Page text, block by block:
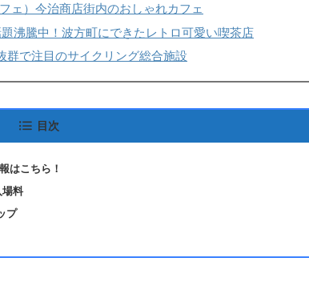
ェ）今治商店街内のおしゃれカフェ
沸騰中！波方町にできたレトロ可愛い喫茶店
群で注目のサイクリング総合施設
目次
はこちら！
場料
プ